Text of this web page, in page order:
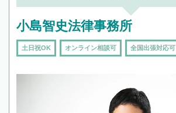
小島智史法律事務所
土日祝OK オンライン相談可 全国出張対応可